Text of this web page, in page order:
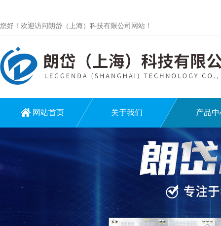
您好！欢迎访问朗岱（上海）科技有限公司网站！
网站首页 关于我们 产品中